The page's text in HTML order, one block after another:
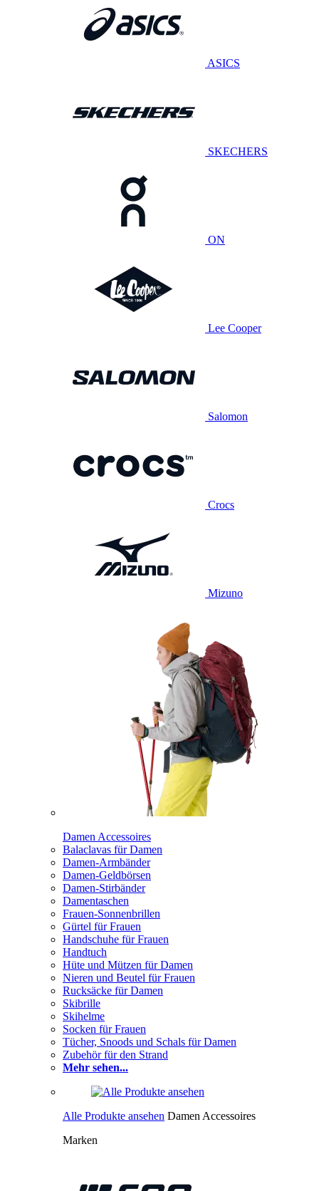
ASICS
SKECHERS
ON
Lee Cooper
Salomon
Crocs
Mizuno
Damen Accessoires
Balaclavas für Damen
Damen-Armbänder
Damen-Geldbörsen
Damen-Stirbänder
Damentaschen
Frauen-Sonnenbrillen
Gürtel für Frauen
Handschuhe für Frauen
Handtuch
Hüte und Mützen für Damen
Nieren und Beutel für Frauen
Rucksäcke für Damen
Skibrille
Skihelme
Socken für Frauen
Tücher, Snoods und Schals für Damen
Zubehör für den Strand
Mehr sehen...
Alle Produkte ansehen Damen Accessoires
Marken